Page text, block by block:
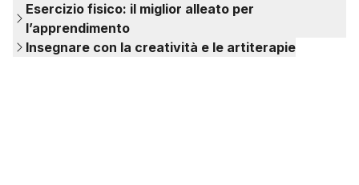
Esercizio fisico: il miglior alleato per
l’apprendimento
Insegnare con la creatività e le artiterapie